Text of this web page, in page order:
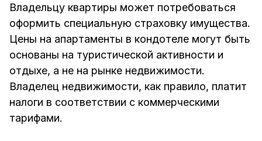
Владельцу квартиры может потребоваться
оформить специальную страховку имущества.
Цены на апартаменты в кондотеле могут быть
основаны на туристической активности и
отдыхе, а не на рынке недвижимости.
Владелец недвижимости, как правило, платит
налоги в соответствии с коммерческими
тарифами.